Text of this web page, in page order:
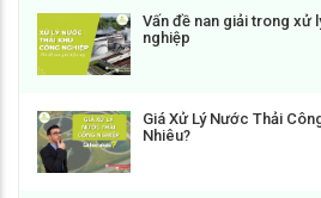
Vấn đề nan giải trong xử
nghiệp
Giá Xử Lý Nước Thải
Nhiêu?